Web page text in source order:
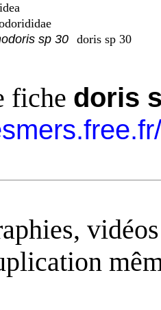
sp 30 doris sp 30
fiche doris